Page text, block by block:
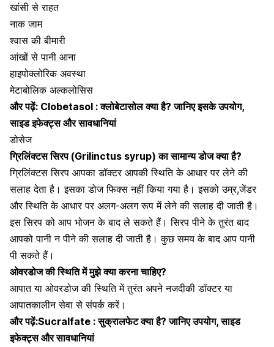
खांसी से राहत
नाक जाम
श्वास की बीमारी
आंखों से पानी आना
हाइपोक्लोरिक अवस्था
मेटाबोलिक अल्कलोसिस
और पढ़ें: Clobetasol : क्लोबेटासोल क्या है? जानिए इसके उपयोग,
साइड इफेक्ट्स और सावधानियां
डोसेज
ग्रिलिंक्टससिरप (Grilinctus syrup) का सामान्य डोज क्या है?
ग्रिलिंक्टससिरप आपका डॉक्टर आपकी स्थिति के आधार पर लेने की
सलाह देता है। इसका डोज फिक्स नहीं किया गया है। इसको उम्र,जेंडर
और स्थिति के आधार पर अलग-अलग रूप में लेने की सलाह दी जाती है।
इस सिरप को आप भोजनके बाद ले सकते हैं। सिरप पीने के तुरंत बाद
आपको पानी न पीने की सलाह दी जाती है। कुछ समय के बाद आप पानी
पी सकते हैं।
ओवरडोज की स्थिति में मुझे क्या करना चाहिए?
आपात या ओवरडोज की स्थिति में तुरंत अपने नजदीकी डॉक्टर या
आपातकालीन सेवा से संपर्क करें।
और पढ़ें:Sucralfate : सुक्रालफेट क्या है? जानिए उपयोग, साइड
इफेक्ट्स और सावधानियां